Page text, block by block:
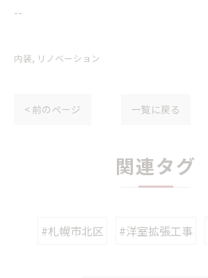
--
内装 リノベーション
< 前のページ 一覧に戻る
関連タグ
#札幌市北区 #洋室拡張工事